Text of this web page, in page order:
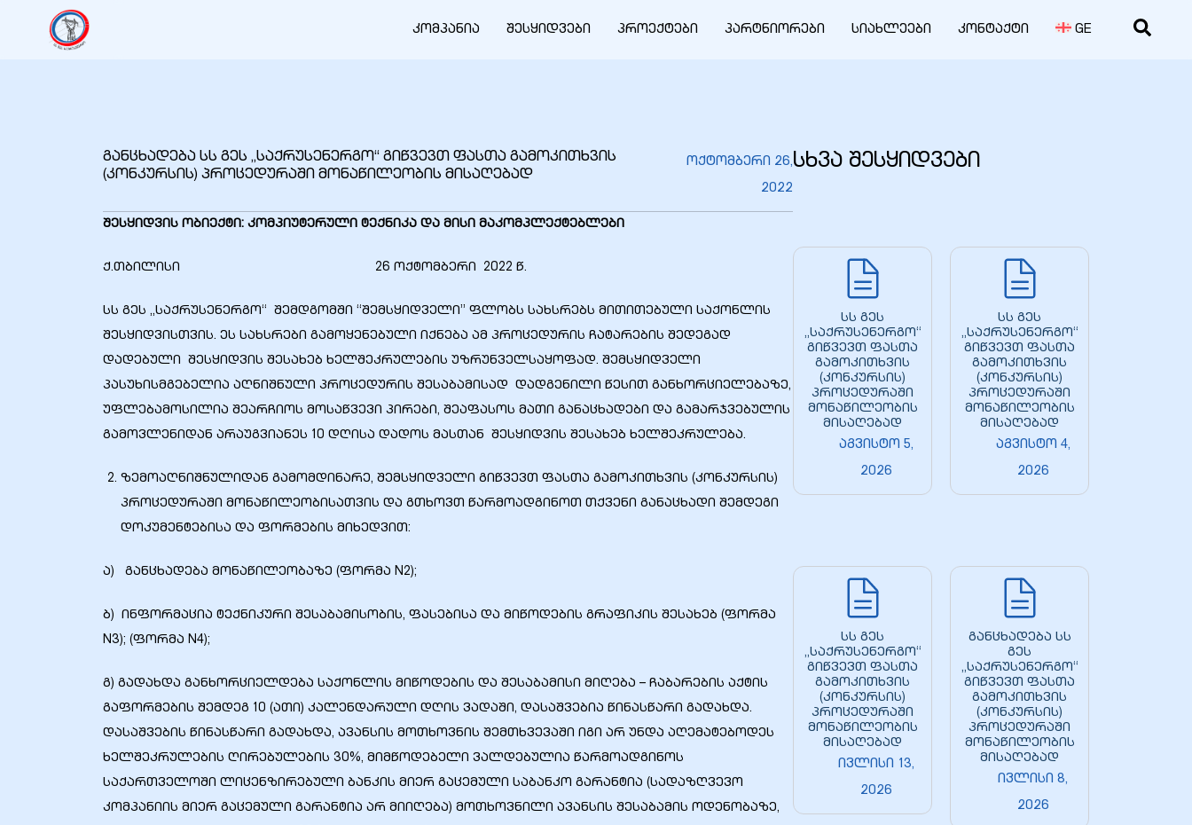
კომპანია შესყიდვები პროექტები პარტნიორები სიახლეები კონტაქტი GE
განცხადება სს გეს „საქრუსენერგო“ გიწვევთ ფასთა გამოკითხვის
(კონკურსის) პროცედურაში მონაწილეობის მისაღებად
ოქტომბერი 26,
2022
შესყიდვის ობიექტი: კომპიუტერული ტექნიკა და მისი მაკომპლექტებლები
ქ.თბილისი 26 ოქტომბერი 2022 წ.
სს გეს „საქრუსენერგო“ შემდგომში “შემსყიდველი” ფლობს სახსრებს მითითებული საქონლის
შესყიდვისთვის. ეს სახსრები გამოყენებული იქნება ამ პროცედურის ჩატარების შედეგად
დადებული შესყიდვის შესახებ ხელშეკრულების უზრუნველსაყოფად. შემსყიდველი
პასუხისმგებელია აღნიშნული პროცედურის შესაბამისად დადგენილი წესით განხორციელებაზე,
უფლებამოსილია შეარჩიოს მოსაწვევი პირები, შეაფასოს მათი განაცხადები და გამარჯვებულის
გამოვლენიდან არაუგვიანეს 10 დღისა დადოს მასთან შესყიდვის შესახებ ხელშეკრულება.
ზემოაღნიშნულიდან გამომდინარე, შემსყიდველი გიწვევთ ფასთა გამოკითხვის (კონკურსის)
პროცედურაში მონაწილეობისათვის და გთხოვთ წარმოადგინოთ თქვენი განაცხადი შემდეგი
დოკუმენტებისა და ფორმების მიხედვით:
ა) განცხადება მონაწილეობაზე (ფორმა N2);
ბ) ინფორმაცია ტექნიკური შესაბამისობის, ფასებისა და მიწოდების გრაფიკის შესახებ (ფორმა
N3); (ფორმა N4);
გ) გადახდა განხორციელდება საქონლის მიწოდების და შესაბამისი მიღება – ჩაბარების აქტის
გაფორმების შემდეგ 10 (ათი) კალენდარული დღის ვადაში, დასაშვებია წინასწარი გადახდა.
დასაშვების წინასწარი გადახდა, ავანსის მოთხოვნის შემთხვევაში იგი არ უნდა აღემატებოდეს
ხელშეკრულების ღირებულების 30%, მიმწოდებელი ვალდებულია წარმოადგინოს
საქართველოში ლიცენზირებული ბანკის მიერ გაცემული საბანკო გარანტია (სადაზღვევო
კომპანიის მიერ გაცემული გარანტია არ მიიღება) მოთხოვნილი ავანსის შესაბამის ოდენობაზე,
სხვა შესყიდვები
სს გეს
„საქრუსენერგო“
გიწვევთ ფასთა
გამოკითხვის
(კონკურსის)
პროცედურაში
მონაწილეობის
მისაღებად
აგვისტო 5,
2026
სს გეს
„საქრუსენერგო“
გიწვევთ ფასთა
გამოკითხვის
(კონკურსის)
პროცედურაში
მონაწილეობის
მისაღებად
აგვისტო 4,
2026
სს გეს
„საქრუსენერგო“
გიწვევთ ფასთა
გამოკითხვის
(კონკურსის)
პროცედურაში
მონაწილეობის
მისაღებად
ივლისი 13,
2026
განცხადება სს
გეს
„საქრუსენერგო“
გიწვევთ ფასთა
გამოკითხვის
(კონკურსის)
პროცედურაში
მონაწილეობის
მისაღებად
ივლისი 8,
2026